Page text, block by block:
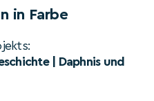
in Farbe
| Daphnis und